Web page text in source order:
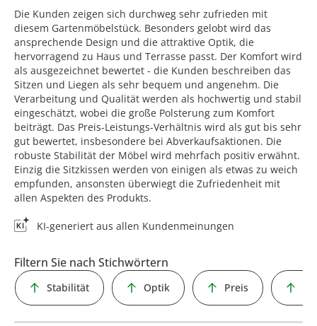
Die Kunden zeigen sich durchweg sehr zufrieden mit
diesem Gartenmöbelstück. Besonders gelobt wird das
ansprechende Design und die attraktive Optik, die
hervorragend zu Haus und Terrasse passt. Der Komfort wird
als ausgezeichnet bewertet - die Kunden beschreiben das
Sitzen und Liegen als sehr bequem und angenehm. Die
Verarbeitung und Qualität werden als hochwertig und stabil
eingeschätzt, wobei die große Polsterung zum Komfort
beiträgt. Das Preis-Leistungs-Verhältnis wird als gut bis sehr
gut bewertet, insbesondere bei Abverkaufsaktionen. Die
robuste Stabilität der Möbel wird mehrfach positiv erwähnt.
Einzig die Sitzkissen werden von einigen als etwas zu weich
empfunden, ansonsten überwiegt die Zufriedenheit mit
allen Aspekten des Produkts.
KI-generiert aus allen Kundenmeinungen
Filtern Sie nach Stichwörtern
Stabilität Optik Preis